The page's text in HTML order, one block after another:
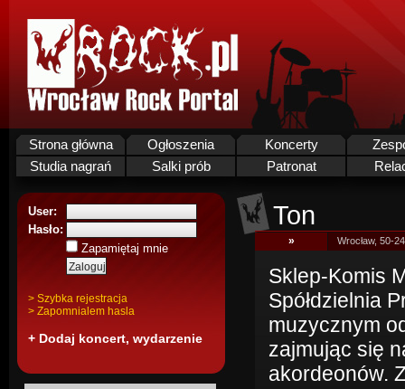
Strona główna Ogłoszenia Koncerty
Studia nagrań
Salki prób Patronat
User:
Hasło:
Zapamiętaj mnie
> Szybka rejestracja
> Zapomnialem hasla
+ Dodaj koncert, wydarzenie
Ton
» Wrocław, 50-
Sklep-Komis
Spółdzielnia
muzycznym
zajmując się
akordeonów.